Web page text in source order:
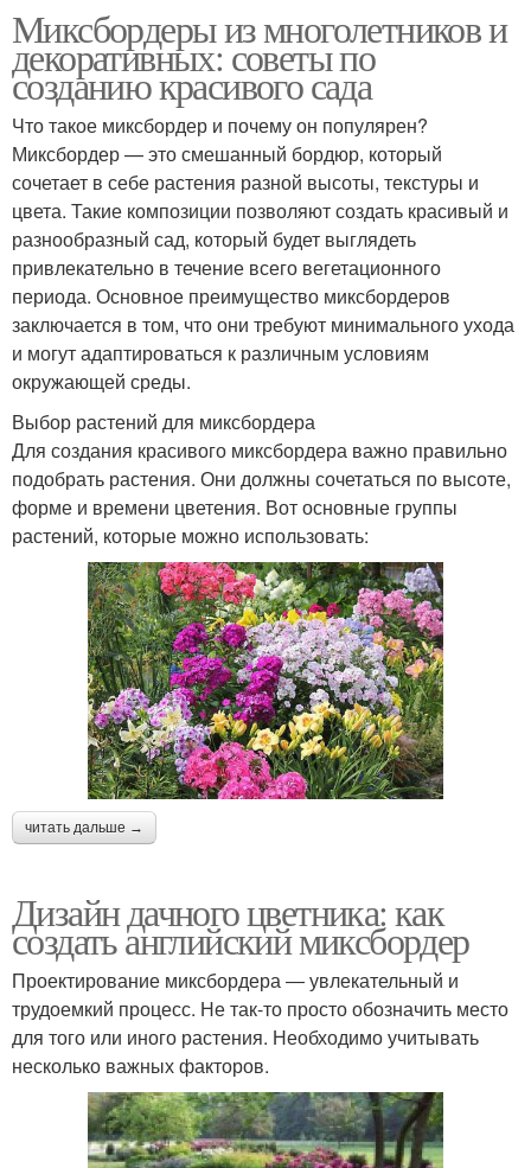
Миксбордеры из многолетников и
декоративных: советы по
созданию красивого сада
Что такое миксбордер и почему он популярен?
Миксбордер — это смешанный бордюр, который
сочетает в себе растения разной высоты, текстуры и
цвета. Такие композиции позволяют создать красивый и
разнообразный сад, который будет выглядеть
привлекательно в течение всего вегетационного
периода. Основное преимущество миксбордеров
заключается в том, что они требуют минимального ухода
и могут адаптироваться к различным условиям
окружающей среды.
Выбор растений для миксбордера
Для создания красивого миксбордера важно правильно
подобрать растения. Они должны сочетаться по высоте,
форме и времени цветения. Вот основные группы
растений, которые можно использовать:
читать дальше →
Дизайн дачного цветника: как
создать английский миксбордер
Проектирование миксбордера ― увлекательный и
трудоемкий процесс. Не так-то просто обозначить место
для того или иного растения. Необходимо учитывать
несколько важных факторов.